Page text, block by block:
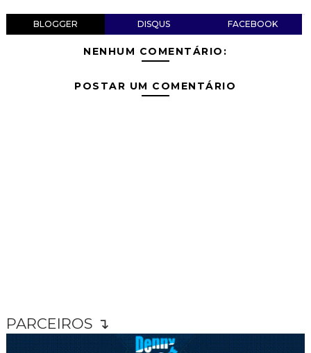
BLOGGER DISQUS FACEBOOK
NENHUM COMENTÁRIO:
POSTAR UM COMENTÁRIO
PARCEIROS ↴